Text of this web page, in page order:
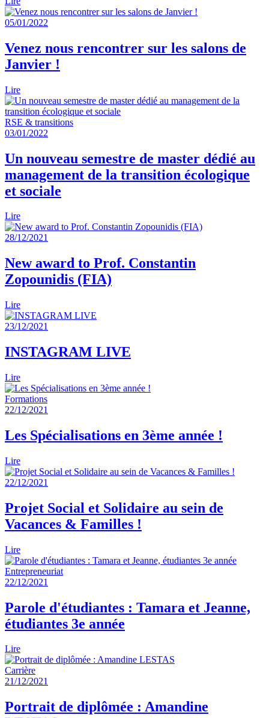
05/01/2022
Venez nous rencontrer sur les salons de
Janvier !
Lire
RSE & transitions
03/01/2022
Un nouveau semestre de master dédié au
management de la transition écologique
et sociale
Lire
28/12/2021
New award to Prof. Constantin
Zopounidis (FIA)
Lire
23/12/2021
INSTAGRAM LIVE
Lire
Formations
22/12/2021
Les Spécialisations en 3ème année !
Lire
22/12/2021
Projet Social et Solidaire au sein de
Vacances & Familles !
Lire
Entrepreneuriat
22/12/2021
Parole d'étudiantes : Tamara et Jeanne,
étudiantes 3e année
Lire
Carrière
21/12/2021
Portrait de diplômée : Amandine